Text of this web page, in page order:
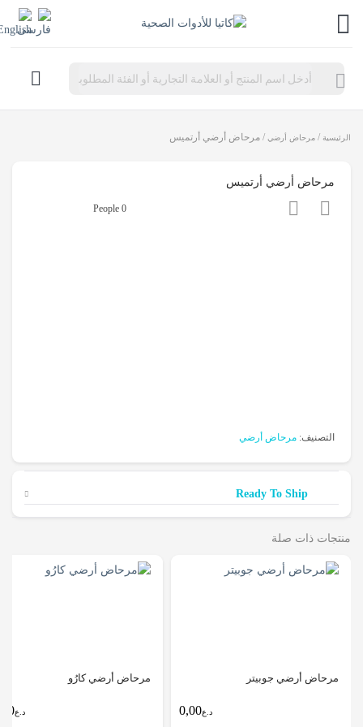
search
الرئيسية/مرحاض أرضي / مرحاض أرضي أرتميس
مرحاض أرضي أرتميس
0 People
التصنيف: مرحاض أرضي
Ready To Ship
منتجات ذات صلة
مرحاض أرضي جوبيتر
د.ع0,00
مرحاض أرضي كارُو
د.ع